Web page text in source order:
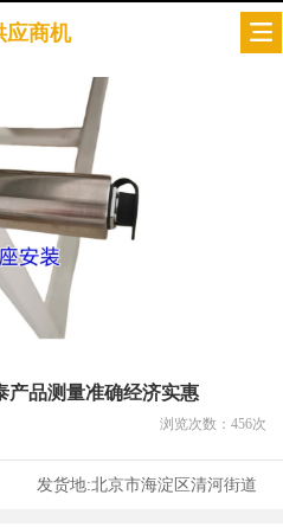
应商机
产品测量准确经济实惠
浏览次数： 456次
发货地:北京市海淀区清河街道